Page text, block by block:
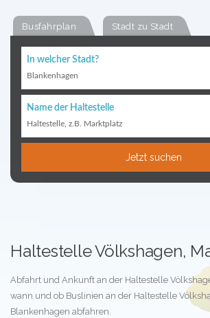
Busfahrplan Stadt zu Stadt
In welcher Stadt?
Blankenhagen
Name der Haltestelle
Haltestelle, z.B. Marktplatz
Jetzt suchen
Haltestelle Völkshagen,
Abfahrt und Ankunft an der Haltestelle
wann und ob Buslinien an der Haltestelle
Blankenhagen abfahren.